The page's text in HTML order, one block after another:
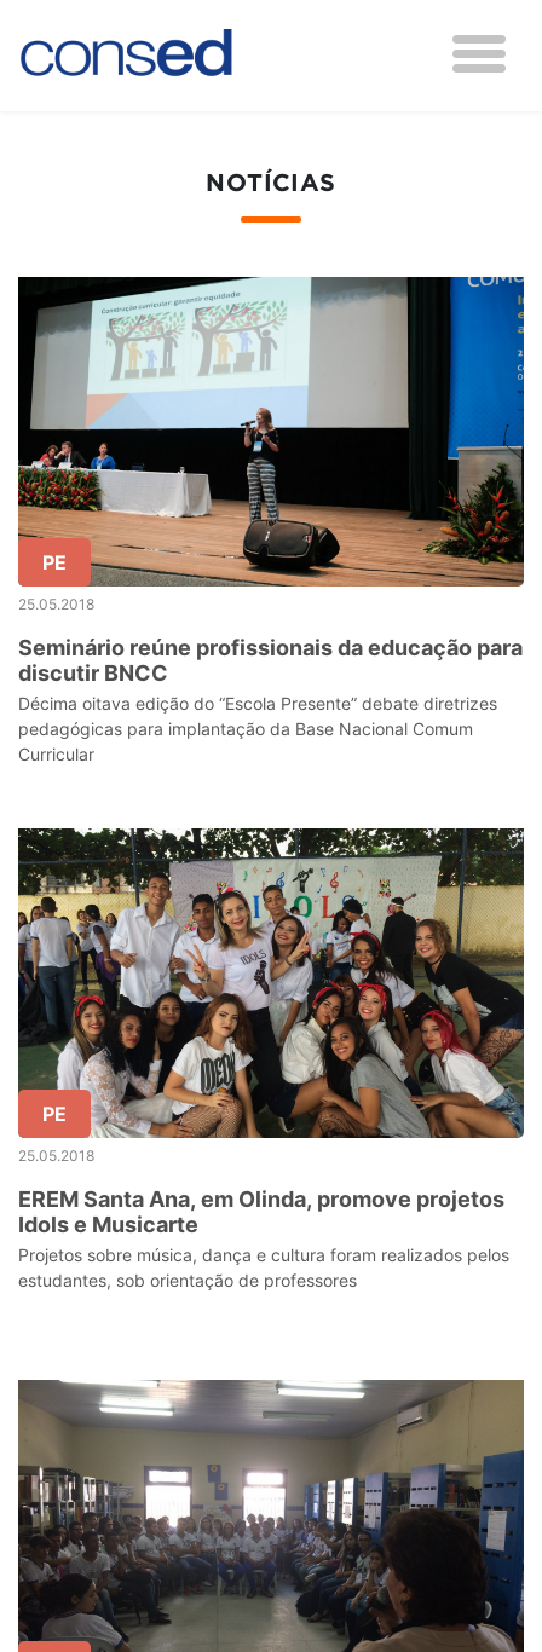
NOTÍCIAS
PE
25.05.2018
Seminário reúne profissionais da educação para
discutir BNCC
Décima oitava edição do “Escola Presente” debate diretrizes
pedagógicas para implantação da Base Nacional Comum
Curricular
PE
25.05.2018
EREM Santa Ana, em Olinda, promove projetos
Idols e Musicarte
Projetos sobre música, dança e cultura foram realizados pelos
estudantes, sob orientação de professores